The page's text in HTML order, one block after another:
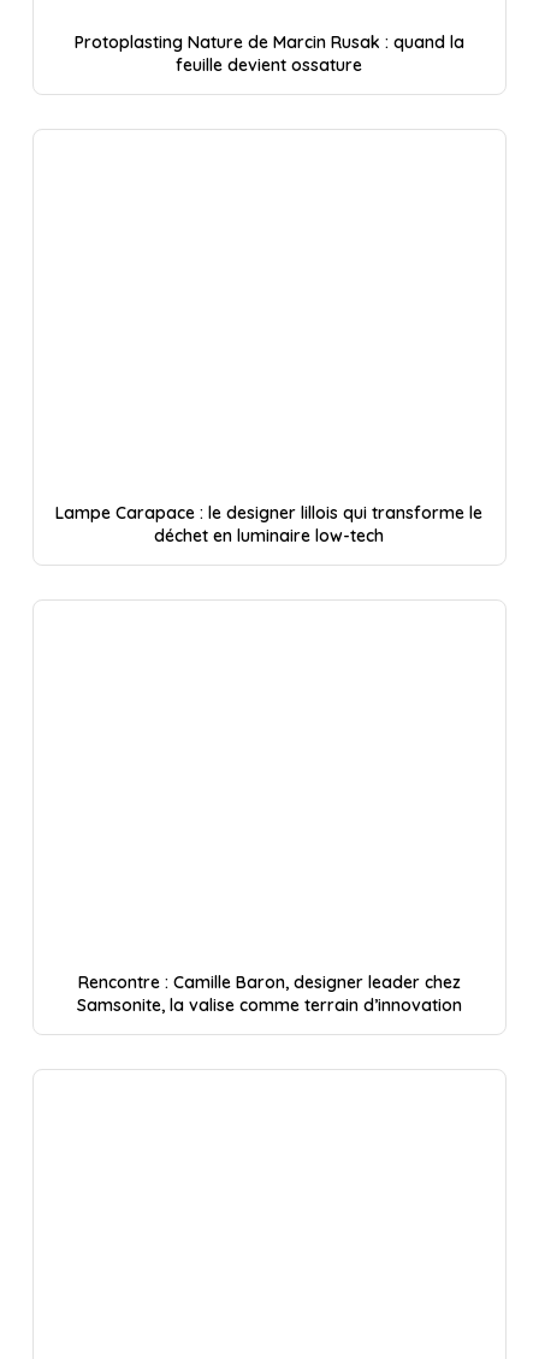
Protoplasting Nature de Marcin Rusak : quand la
feuille devient ossature
Lampe Carapace : le designer lillois qui transforme le
déchet en luminaire low-tech
Rencontre : Camille Baron, designer leader chez
Samsonite, la valise comme terrain d’innovation